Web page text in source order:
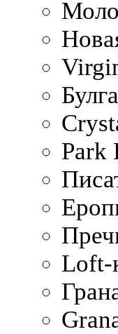
Park
Loft-